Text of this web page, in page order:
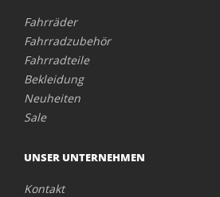
Fahrräder
Fahrradzubehör
Fahrradteile
Bekleidung
Neuheiten
Sale
UNSER UNTERNEHMEN
Kontakt